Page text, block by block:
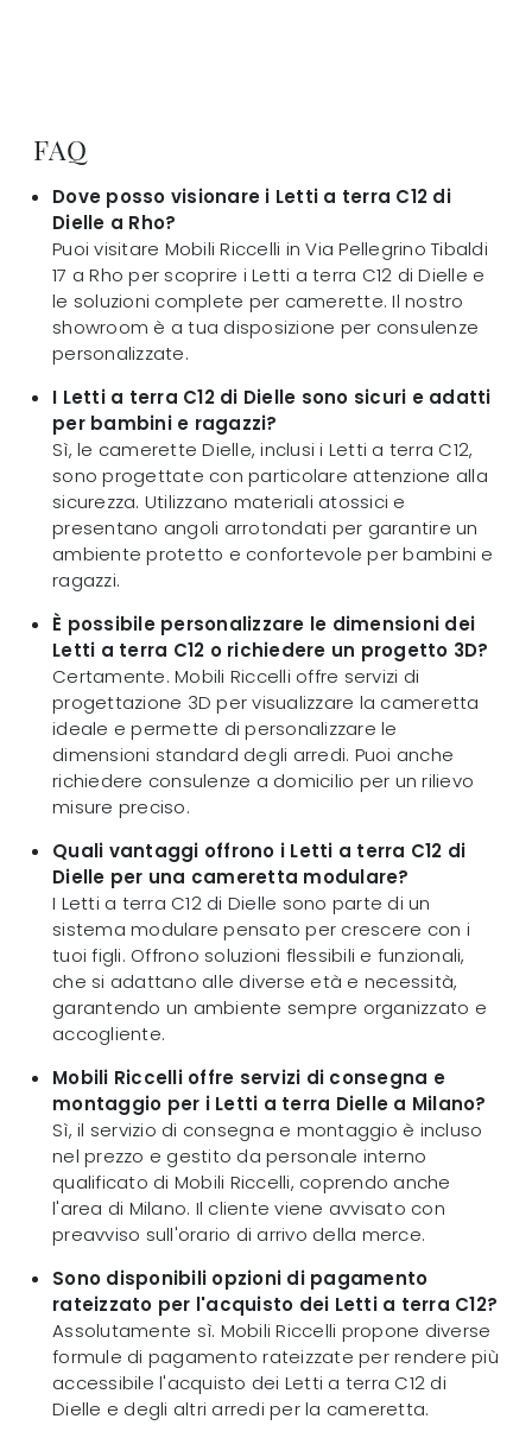
FAQ
Dove posso visionare i Letti a terra C12 di
Dielle a Rho?
Puoi visitare Mobili Riccelli in Via Pellegrino Tibaldi
17 a Rho per scoprire i Letti a terra C12 di Dielle e
le soluzioni complete per camerette. Il nostro
showroom è a tua disposizione per consulenze
personalizzate.
I Letti a terra C12 di Dielle sono sicuri e adatti
per bambini e ragazzi?
Sì, le camerette Dielle, inclusi i Letti a terra C12,
sono progettate con particolare attenzione alla
sicurezza. Utilizzano materiali atossici e
presentano angoli arrotondati per garantire un
ambiente protetto e confortevole per bambini e
ragazzi.
È possibile personalizzare le dimensioni dei
Letti a terra C12 o richiedere un progetto 3D?
Certamente. Mobili Riccelli offre servizi di
progettazione 3D per visualizzare la cameretta
ideale e permette di personalizzare le
dimensioni standard degli arredi. Puoi anche
richiedere consulenze a domicilio per un rilievo
misure preciso.
Quali vantaggi offrono i Letti a terra C12 di
Dielle per una cameretta modulare?
I Letti a terra C12 di Dielle sono parte di un
sistema modulare pensato per crescere con i
tuoi figli. Offrono soluzioni flessibili e funzionali,
che si adattano alle diverse età e necessità,
garantendo un ambiente sempre organizzato e
accogliente.
Mobili Riccelli offre servizi di consegna e
montaggio per i Letti a terra Dielle a Milano?
Sì, il servizio di consegna e montaggio è incluso
nel prezzo e gestito da personale interno
qualificato di Mobili Riccelli, coprendo anche
l'area di Milano. Il cliente viene avvisato con
preavviso sull'orario di arrivo della merce.
Sono disponibili opzioni di pagamento
rateizzato per l'acquisto dei Letti a terra C12?
Assolutamente sì. Mobili Riccelli propone diverse
formule di pagamento rateizzate per rendere più
accessibile l'acquisto dei Letti a terra C12 di
Dielle e degli altri arredi per la cameretta.